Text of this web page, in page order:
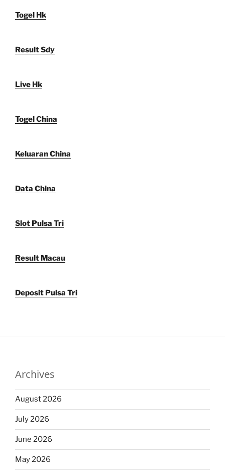
Togel Hk
Result Sdy
Live Hk
Togel China
Keluaran China
Data China
Slot Pulsa Tri
Result Macau
Deposit Pulsa Tri
Archives
August 2026
July 2026
June 2026
May 2026